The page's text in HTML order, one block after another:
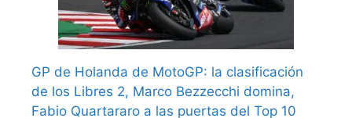
GP de Holanda de MotoGP: la clasificación
de los Libres 2, Marco Bezzecchi domina,
Fabio Quartararo a las puertas del Top 10